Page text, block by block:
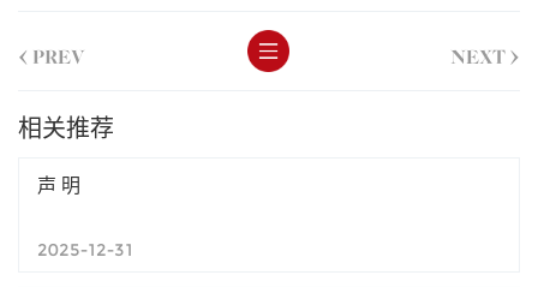
< PREV NEXT >
相关推荐
声 明
2025-12-31